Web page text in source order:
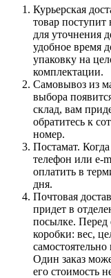
Курьерская
товар поступит
для уточнения
удобное время
упаковку на
комплектации.
Самовывоз из
выбора
склад, вам
обратитесь к
номер.
Постамат.
телефон или e-
оплатить в
дня.
Почтовая
придет в
посылке. Перед
коробки: вес,
Один заказ
его стоимость